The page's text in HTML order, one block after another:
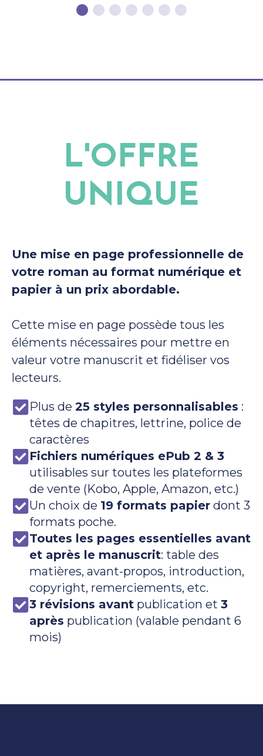
L'OFFRE
UNIQUE
Une mise en page professionnelle de
votre roman au format numérique et
papier à un prix abordable.
Cette mise en page possède tous les
éléments nécessaires pour mettre en
valeur votre manuscrit et fidéliser vos
lecteurs.
Plus de 25 styles personnalisables :
têtes de chapitres, lettrine, police de
caractères
Fichiers numériques ePub 2 & 3
utilisables sur toutes les plateformes
de vente (Kobo, Apple, Amazon, etc.)
Un choix de 19 formats papier dont 3
formats poche.
Toutes les pages essentielles avant
et après le manuscrit: table des
matières, avant-propos, introduction,
copyright, remerciements, etc.
3 révisions avant publication et 3
après publication (valable pendant 6
mois)